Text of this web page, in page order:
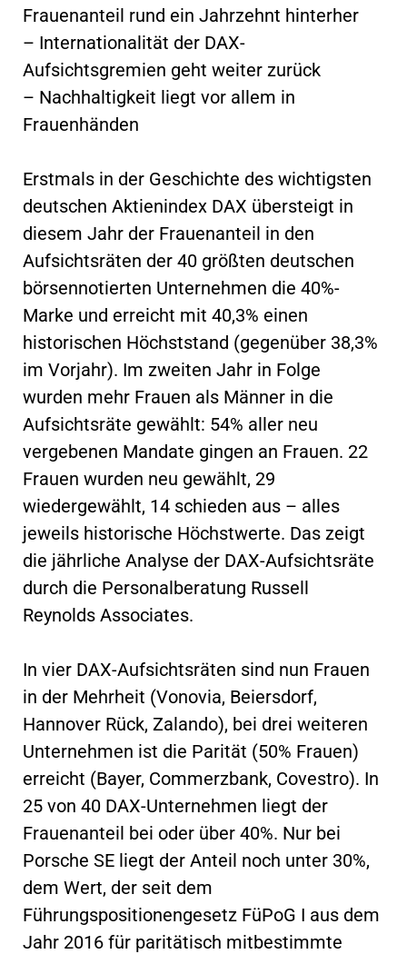
Frauenanteil rund ein Jahrzehnt hinterher
– Internationalität der DAX-
Aufsichtsgremien geht weiter zurück
– Nachhaltigkeit liegt vor allem in
Frauenhänden
Erstmals in der Geschichte des wichtigsten
deutschen Aktienindex DAX übersteigt in
diesem Jahr der Frauenanteil in den
Aufsichtsräten der 40 größten deutschen
börsennotierten Unternehmen die 40%-
Marke und erreicht mit 40,3% einen
historischen Höchststand (gegenüber 38,3%
im Vorjahr). Im zweiten Jahr in Folge
wurden mehr Frauen als Männer in die
Aufsichtsräte gewählt: 54% aller neu
vergebenen Mandate gingen an Frauen. 22
Frauen wurden neu gewählt, 29
wiedergewählt, 14 schieden aus – alles
jeweils historische Höchstwerte. Das zeigt
die jährliche Analyse der DAX-Aufsichtsräte
durch die Personalberatung Russell
Reynolds Associates.
In vier DAX-Aufsichtsräten sind nun Frauen
in der Mehrheit (Vonovia, Beiersdorf,
Hannover Rück, Zalando), bei drei weiteren
Unternehmen ist die Parität (50% Frauen)
erreicht (Bayer, Commerzbank, Covestro). In
25 von 40 DAX-Unternehmen liegt der
Frauenanteil bei oder über 40%. Nur bei
Porsche SE liegt der Anteil noch unter 30%,
dem Wert, der seit dem
Führungspositionengesetz FüPoG I aus dem
Jahr 2016 für paritätisch mitbestimmte